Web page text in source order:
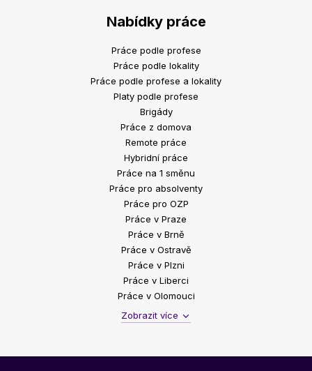
Nabídky práce
Práce podle profese
Práce podle lokality
Práce podle profese a lokality
Platy podle profese
Brigády
Práce z domova
Remote práce
Hybridní práce
Práce na 1 směnu
Práce pro absolventy
Práce pro OZP
Práce v Praze
Práce v Brně
Práce v Ostravě
Práce v Plzni
Práce v Liberci
Práce v Olomouci
Zobrazit více